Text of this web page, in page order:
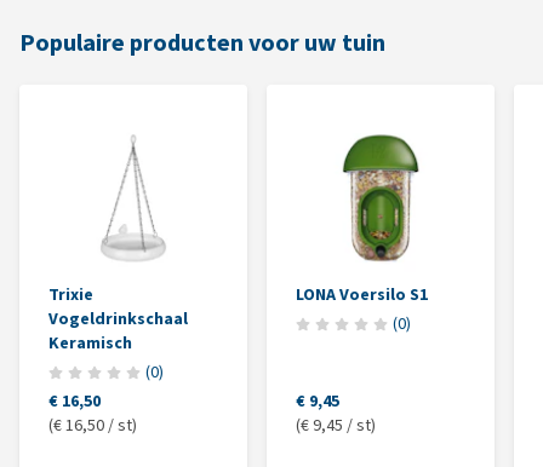
Populaire producten voor uw tuin
Trixie
Vogeldrinkschaal
Keramisch
(0)
€ 16,50
(€ 16,50 / st)
LONA Voersilo S1
(0)
€ 9,45
(€ 9,45 / st)